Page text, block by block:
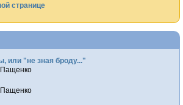
странице
или "не зная броду..."